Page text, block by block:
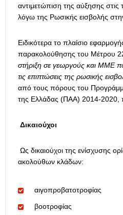
αντιμετώπιση της αύξησης στις
λόγω της Ρωσικής εισβολής
Ειδικότερα το πλαίσιο
παρακολούθησης του Μέτρου
στήριξη σε γεωργούς και ΜΜΕ
τις επιπτώσεις της ρωσικής
από τους πόρους του
της Ελλάδας (ΠΑΑ) 2014-2020,
Δικαιούχοι
Ως δικαιούχοι της ενίσχυσης
ακολούθων κλάδων:
αιγοπροβατοτροφίας
βοοτροφίας